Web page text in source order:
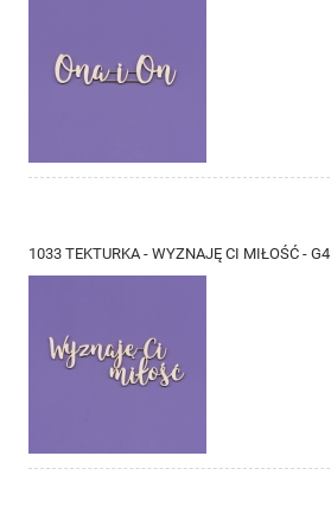
1033 TEKTURKA - WYZNAJĘ CI MIŁOŚĆ - G4